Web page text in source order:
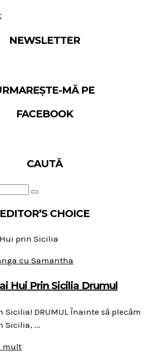
NEWSLETTER
MĂ PE
FACEBOOK
CAUTĂ
EDITOR’S CHOICE
cu Samantha
Hui Prin Sicilia Drumul
Sicilia! DRUMUL Înainte să plecăm
Sicilia, ...
mult